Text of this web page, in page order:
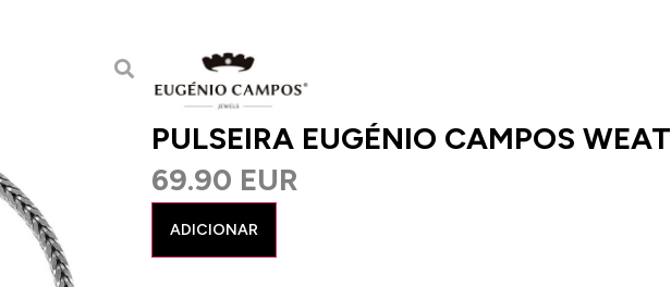
PULSEIRA EUGÉNIO CAMPOS WEAT
69.90 EUR
ADICIONAR